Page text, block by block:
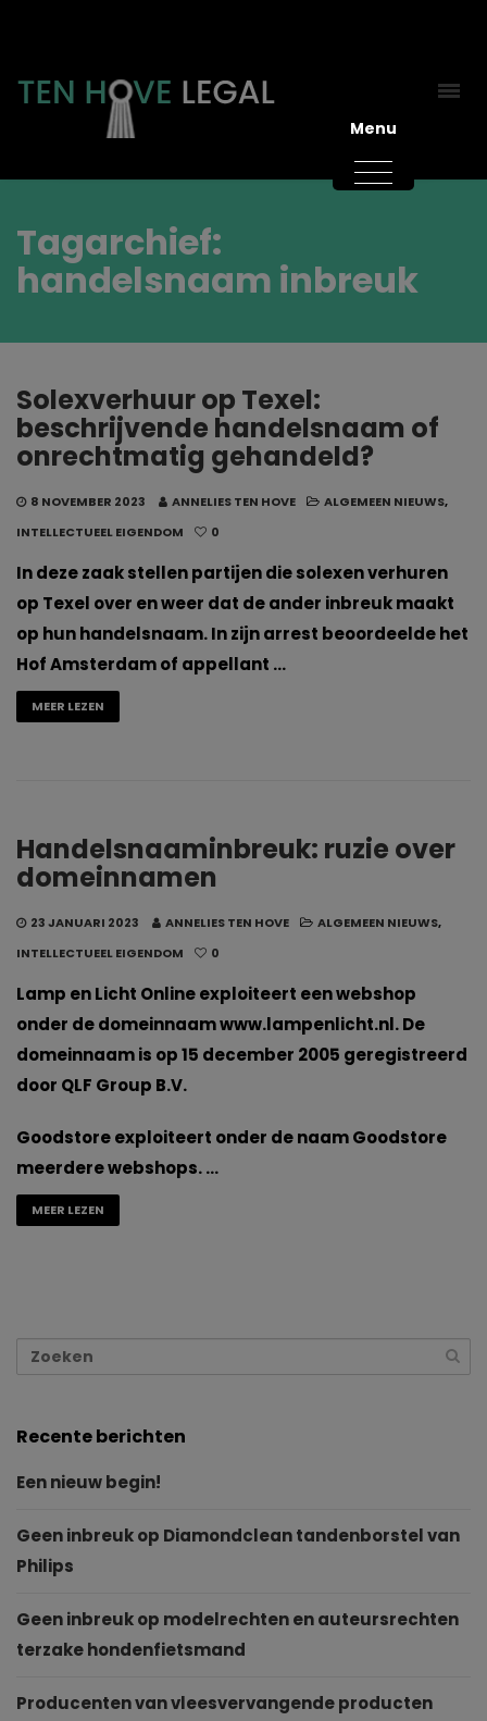
Tagarchief:
handelsnaam inbreuk
Solexverhuur op Texel:
beschrijvende handelsnaam of
onrechtmatig gehandeld?
8 NOVEMBER 2023 ANNELIES TEN HOVE ALGEMEEN NIEUWS,
INTELLECTUEEL EIGENDOM
0
In deze zaak stellen partijen die solexen verhuren
op Texel over en weer dat de ander inbreuk maakt
op hun handelsnaam. In zijn arrest beoordeelde het
Hof Amsterdam of appellant …
MEER LEZEN
Handelsnaaminbreuk: ruzie over
domeinnamen
23 JANUARI 2023 ANNELIES TEN HOVE ALGEMEEN NIEUWS,
INTELLECTUEEL EIGENDOM
0
Lamp en Licht Online exploiteert een webshop
onder de domeinnaam www.lampenlicht.nl. De
domeinnaam is op 15 december 2005 geregistreerd
door QLF Group B.V.
Goodstore exploiteert onder de naam Goodstore
meerdere webshops. …
MEER LEZEN
Recente berichten
Een nieuw begin!
Geen inbreuk op Diamondclean tandenborstel van
Philips
Geen inbreuk op modelrechten en auteursrechten
terzake hondenfietsmand
Producenten van vleesvervangende producten
Menu